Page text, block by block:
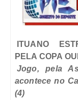
ITUANO
PELA COPA
Jogo, pela
acontece no
(4)